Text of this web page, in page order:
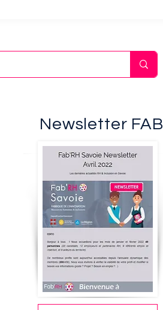
Newsletter FAB